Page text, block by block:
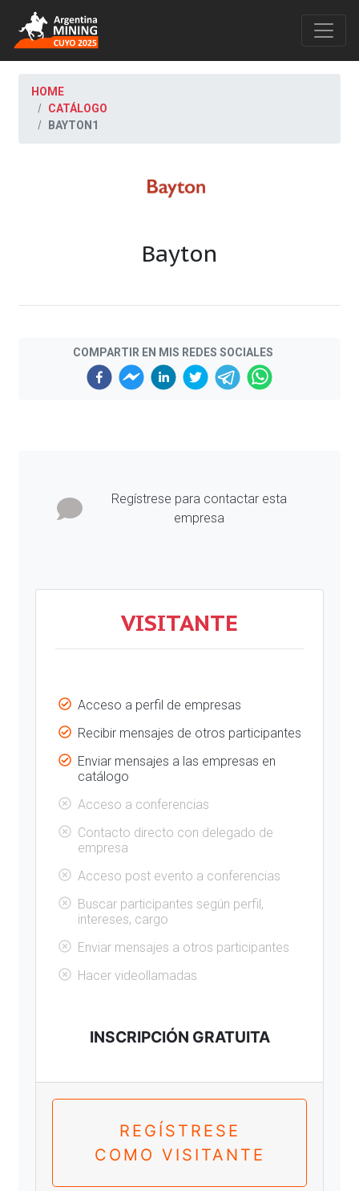
HOME
CATÁLOGO
BAYTON1
Bayton
COMPARTIR EN MIS REDES SOCIALES
Regístrese para contactar esta
empresa
VISITANTE
Acceso a perfil de empresas
Recibir mensajes de otros participantes
Enviar mensajes a las empresas en
catálogo
Acceso a conferencias
Contacto directo con delegado de
empresa
Acceso post evento a conferencias
Buscar participantes según perfil,
intereses, cargo
Enviar mensajes a otros participantes
Hacer videollamadas
INSCRIPCIÓN GRATUITA
REGÍSTRESE
COMO VISITANTE